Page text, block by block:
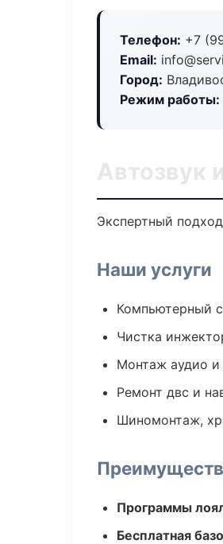
Телефон: +7
Email:
Город:
Режим работы:
Автозвук
Экспертный
Наши услуги
Компьютерный
Чистка
Монтаж аудио и
Ремонт двс и
Шиномонтаж,
Программы
Бесплатная